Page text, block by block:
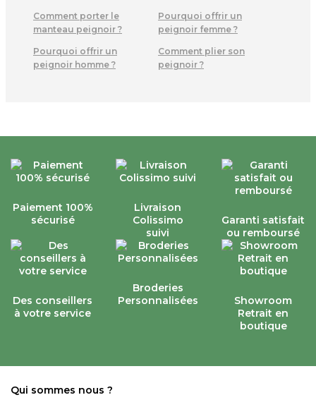
Comment porter le
manteau peignoir ?
Pourquoi offrir un
peignoir femme ?
Pourquoi offrir un
peignoir homme ?
Comment plier son
peignoir ?
Paiement 100%
sécurisé
Livraison
Colissimo
suivi
Garanti satisfait
ou remboursé
Des conseillers
à votre service
Broderies
Personnalisées
Showroom
Retrait en
boutique
Qui sommes nous ?